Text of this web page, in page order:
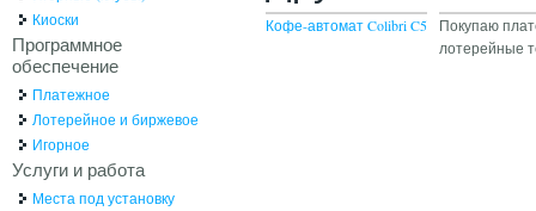
Кофе-автомат Colibri C5
Покупаю
лотерейные
Киоски
Программное
обеспечение
Платежное
Лотерейное и биржевое
Игорное
Услуги и работа
Места под установку